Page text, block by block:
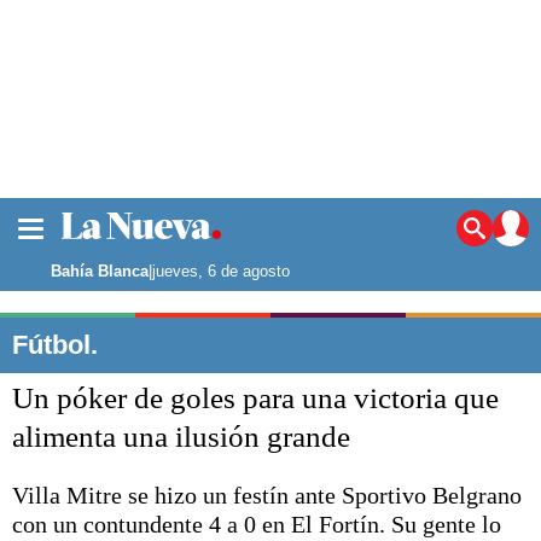
Noticias
La ciudad
Punta Alta
El mundo
Seguridad
Opinión
Deportes
Escenario Olímpico
Liga del Sur
Bahía Blanca|jueves, 6 de agosto
Fútbol.
Un póker de goles para una victoria que
alimenta una ilusión grande
Villa Mitre se hizo un festín ante Sportivo Belgrano
con un contundente 4 a 0 en El Fortín. Su gente lo